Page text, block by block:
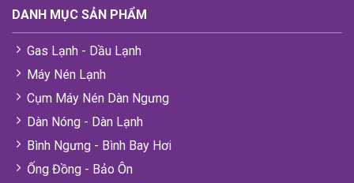
DANH MỤC SẢN PHẨM
Gas Lạnh - Dầu Lạnh
Máy Nén Lạnh
Cụm Máy Nén Dàn Ngưng
Dàn Nóng - Dàn Lạnh
Bình Ngưng - Bình Bay Hơi
Ống Đồng - Bảo Ôn